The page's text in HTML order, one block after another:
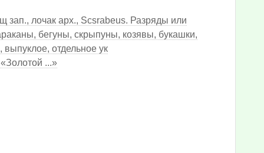
лочак арх., Scsrabeus. Разряды или
бегуны, скрыпуны, козявы, букашки,
отдельное ук
...»